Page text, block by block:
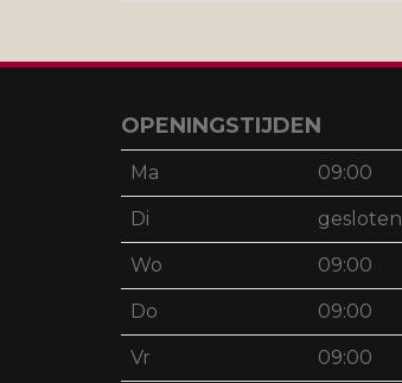
OPENINGSTIJDEN
Ma 09:00
Di gesloten
Wo 09:00
Do 09:00
Vr 09:00